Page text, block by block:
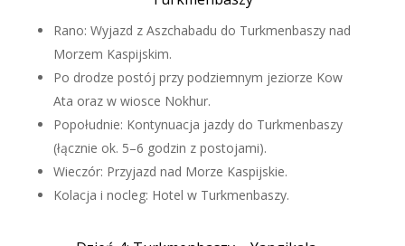
Rano: Wyjazd z Aszchabadu do Turkmenbaszy nad
Morzem Kaspijskim.
Po drodze postój przy podziemnym jeziorze Kow
Ata oraz w wiosce Nokhur.
Popołudnie: Kontynuacja jazdy do Turkmenbaszy
(łącznie ok. 5–6 godzin z postojami).
Wieczór: Przyjazd nad Morze Kaspijskie.
Kolacja i nocleg: Hotel w Turkmenbaszy.